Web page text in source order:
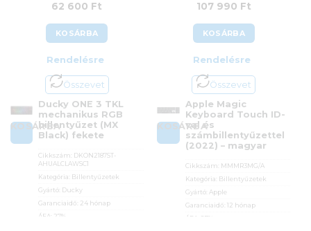
62 600 Ft
KOSÁRBA
Rendelésre
Összevet
KOSÁRBA
Ducky ONE 3 TKL
mechanikus RGB
billentyűzet (MX
Black) fekete
Cikkszám: DKON2187ST-
AHUALCLAWSC1
Kategória: Billentyűzetek
Gyártó: Ducky
Garanciaidő: 24 hónap
ÁFA: 27%
107 990 Ft
KOSÁRBA
Rendelésre
Összevet
KOSÁRBA
Apple Magic
Keyboard Touch ID-
val és
számbillentyűzettel
(2022) – magyar
Cikkszám: MMMR3MG/A
Kategória: Billentyűzetek
Gyártó: Apple
Garanciaidő: 12 hónap
ÁFA: 27%